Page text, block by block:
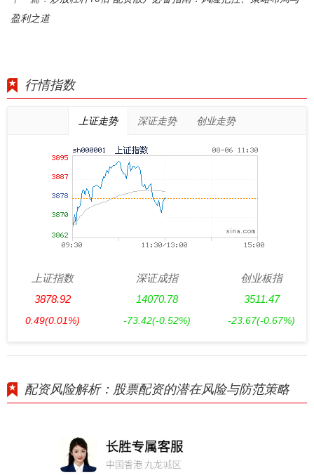
盈利之道
行情指数
上证走势 深证走势 创业走势
上证指数
3878.92
0.49(0.01%)
深证成指
14070.78
-73.42(-0.52%)
创业板指
3511.47
-23.67(-0.67%)
配资风险解析：股票配资的潜在风险与防范策略